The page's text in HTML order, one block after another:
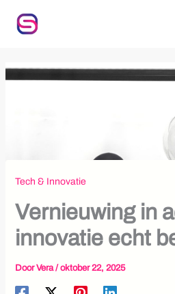
naar
Tech & Innovatie
Vernieuwing in
innovatie echt
DoorVera/ oktober 22, 2025
o
e